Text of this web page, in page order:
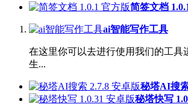
简签文档
ai智能写作工具
在这里你可以去进行使用我们的工具
生...
秘塔AI搜
秘塔快写